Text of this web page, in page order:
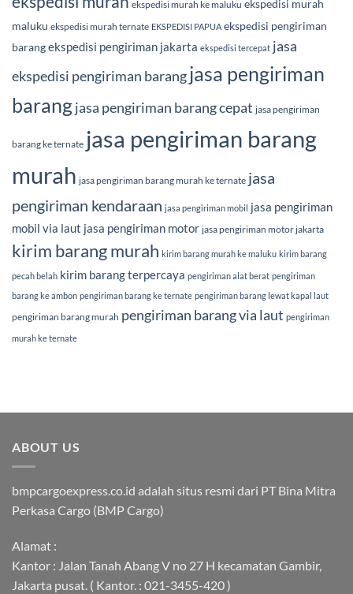
ekspedisi murah ke maluku ekspedisi murah
maluku ekspedisi murah ternate EKSPEDISI PAPUA ekspedisi pengiriman
barangekspedisi pengiriman jakarta ekspedisi tercepat jasa
ekspedisi pengiriman barangjasa pengiriman
barangjasa pengiriman barang cepat jasa pengiriman
barang ke ternate jasa pengiriman barang
murah jasa pengiriman barang murah ke ternate jasa
pengiriman kendaraan jasa pengiriman mobil jasa pengiriman
mobil via laut jasa pengiriman motor jasa pengiriman motor jakarta
kirim barang murah kirim barang murah ke maluku kirim barang
pecah belah kirim barang terpercaya pengiriman alat berat pengiriman
barang ke ambon pengiriman barang ke ternate pengiriman barang lewat kapal laut
pengiriman barang murah pengiriman barang via laut pengiriman
murah ke ternate
ABOUT US
bmpcargoexpress.co.id adalah situs resmi dari PT Bina Mitra
Perkasa Cargo (BMP Cargo)
Alamat :
Kantor : Jalan Tanah Abang V no 27 H kecamatan Gambir,
Jakarta pusat. ( Kantor. : 021-3455-420 )